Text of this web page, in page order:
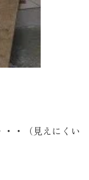
・（見えにくい